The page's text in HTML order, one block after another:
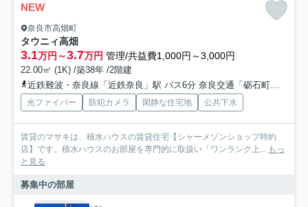
NEW
奈良市高畑町
タウニィ高畑
3.1万円～3.7万円 管理/共益費1,000円～3,000円
22.00㎡ (1K) /築38年 /2階建
近鉄難波・奈良線「近鉄奈良」駅 バス6分 奈良交通「砺石町」 停歩1分
光ファイバー 防犯カメラ 閑静な住宅地 公共下水
賃貸のマサキは、積水ハウスの賃貸住宅【シャーメゾンショップ特約
店】です。積水ハウスのお部屋を専門的に取扱い「ワンランク上... もっ
と見る
募集中の部屋